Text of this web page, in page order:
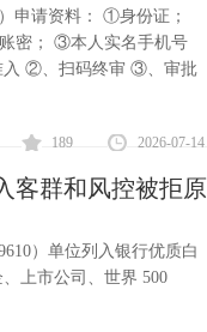
申请资料： ①身份证；
密； ③本人实名手机号
②、扫码终审 ③、审批
189 2026-07-14
客群和风控被拒原
）单位列入银行优质白
上市公司、世界 500